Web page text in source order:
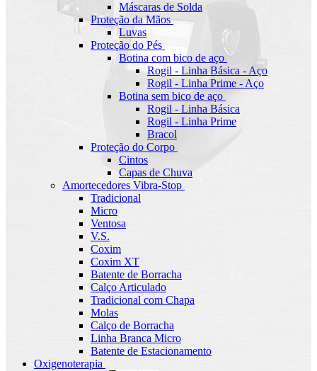
Máscaras de Solda
Proteção da Mãos
Luvas
Proteção do Pés
Botina com bico de aço
Rogil - Linha Básica - Aço
Rogil - Linha Prime - Aço
Botina sem bico de aço
Rogil - Linha Básica
Rogil - Linha Prime
Bracol
Proteção do Corpo
Cintos
Capas de Chuva
Amortecedores Vibra-Stop
Tradicional
Micro
Ventosa
V.S.
Coxim
Coxim XT
Batente de Borracha
Calço Articulado
Tradicional com Chapa
Molas
Calço de Borracha
Linha Branca Micro
Batente de Estacionamento
Oxigenoterapia